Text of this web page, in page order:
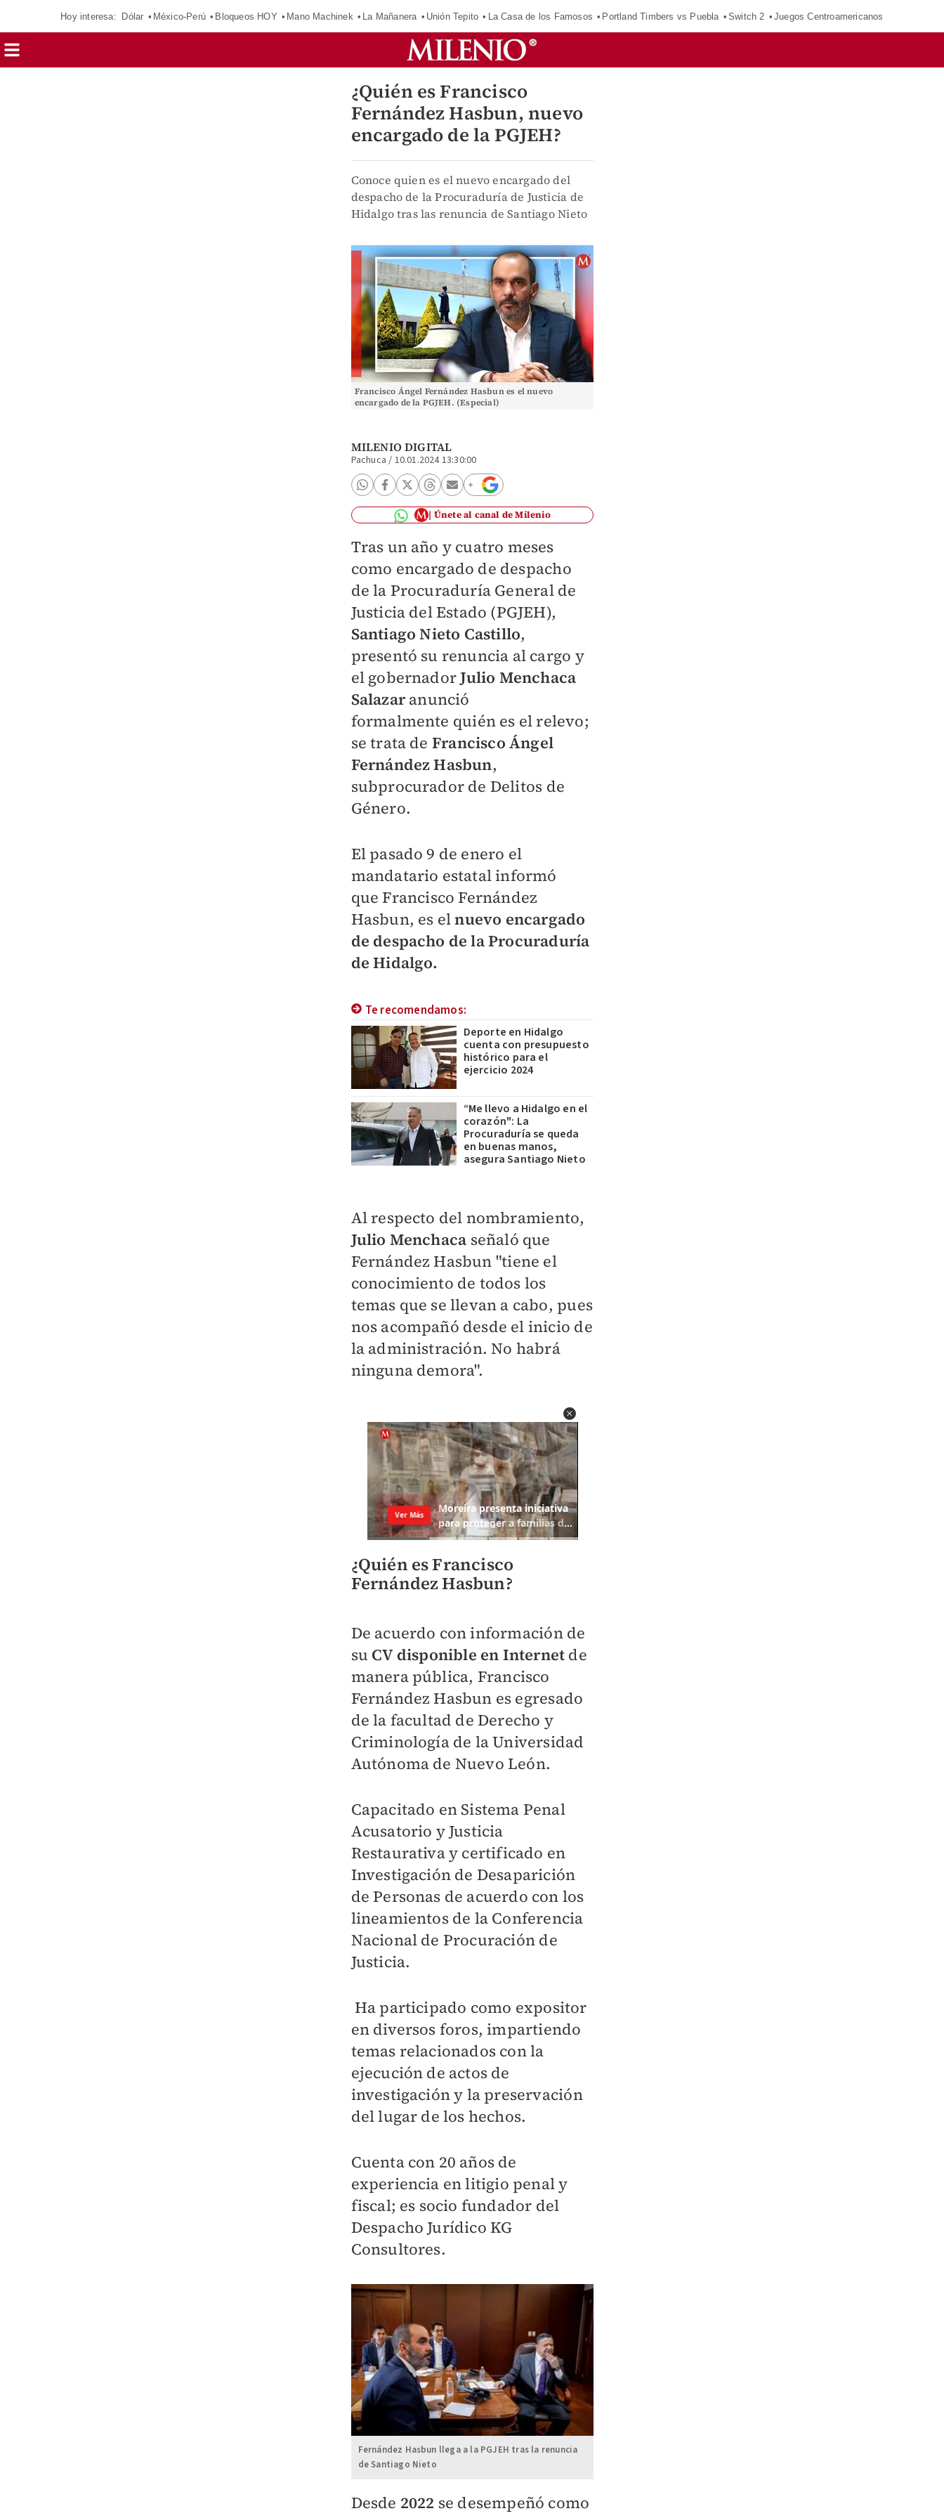
Hoy interesa: Dólar México-Perú Bloqueos HOY Mano Machinek La Mañanera Unión Tepito La Casa de los Famosos Portland Timbers vs Puebla Switch 2 Juegos Centroamericanos
¿Quién es Francisco
Fernández Hasbun, nuevo
encargado de la PGJEH?
Conoce quien es el nuevo encargado del
despacho de la Procuraduría de Justicia de
Hidalgo tras las renuncia de Santiago Nieto
Francisco Ángel Fernández Hasbun es el nuevo
encargado de la PGJEH. (Especial)
MILENIO DIGITAL
Pachuca / 10.01.2024 13:30:00
Únete al canal de Milenio
Tras un año y cuatro meses
como encargado de despacho
de la Procuraduría General de
Justicia del Estado (PGJEH),
SantiagoNieto Castillo,
presentó su renuncia al cargo y
el gobernadorJulio Menchaca
Salazaranunció
formalmente quién es el relevo;
se trata de Francisco Ángel
Fernández Hasbun,
subprocurador de Delitos de
Género.
El pasado 9 de enero el
mandatario estatal informó
queFrancisco Fernández
Hasbun, es elnuevo encargado
de despacho de la Procuraduría
de Hidalgo.
Te recomendamos:
Deporte en Hidalgo
cuenta con presupuesto
histórico para el
ejercicio 2024
“Me llevo a Hidalgo en el
corazón": La
Procuraduría se queda
en buenas manos,
asegura Santiago Nieto
Al respecto del nombramiento,
Julio Menchaca señaló que
Fernández Hasbun "tiene el
conocimiento de todos los
temas que se llevan a cabo, pues
nos acompañó desde el inicio de
la administración. No habrá
ninguna demora".
¿Quién es Francisco
Fernández Hasbun?
De acuerdo con información de
su CV disponible en Internet de
manera pública, Francisco
Fernández Hasbun es egresado
de la facultad de Derecho y
Criminología de la Universidad
Autónoma de Nuevo León.
Capacitado en Sistema Penal
Acusatorio y Justicia
Restaurativa y certificado en
Investigación de Desaparición
de Personas de acuerdo con los
lineamientos de la Conferencia
Nacional de Procuración de
Justicia.
Ha participado como expositor
en diversos foros, impartiendo
temas relacionados con la
ejecución de actos de
investigación y la preservación
del lugar de los hechos.
Cuenta con 20 años de
experiencia en litigio penal y
fiscal; es socio fundador del
Despacho Jurídico KG
Consultores.
Fernández Hasbun llega a la PGJEH tras la renuncia
de Santiago Nieto
Desde 2022 se desempeñó como